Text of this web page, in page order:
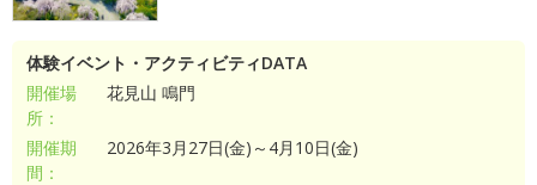
体験イベント・アクティビティDATA
開催場
所：
花見山 鳴門
開催期
間：
2026年3月27日(金)～4月10日(金)